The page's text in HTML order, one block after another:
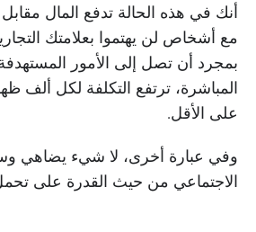
أنك في هذه الحالة تدفع المال
مع أشخاص لن يهتموا بعلامتك
بمجرد أن تصل إلى الأمور
على الأقل.
وفي عبارة أخرى، لا شيء يضاهي
الاجتماعي من حيث القدرة على تحمل